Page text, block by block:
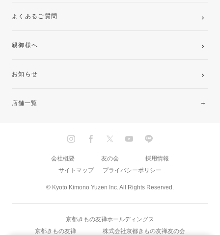
よくあるご質問
親御様へ
お知らせ
店舗一覧
© Kyoto Kimono Yuzen Inc. All Rights Reserved.
会社概要 友の会
採用情報
サイトマップ
プライバシーポリシー
京都きもの友禅ホールディングス
京都きもの友禅
株式会社京都きもの友禅友の会